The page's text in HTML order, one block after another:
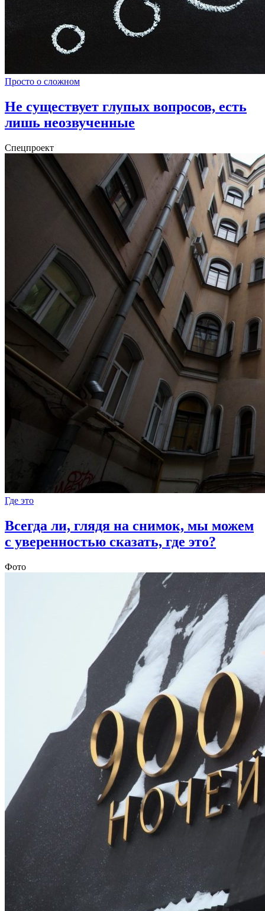
Просто о сложном
Не существует глупых вопросов, есть
лишь неозвученные
Спецпроект
Где это
Всегда ли, глядя на снимок, мы можем
с уверенностью сказать, где это?
Фото